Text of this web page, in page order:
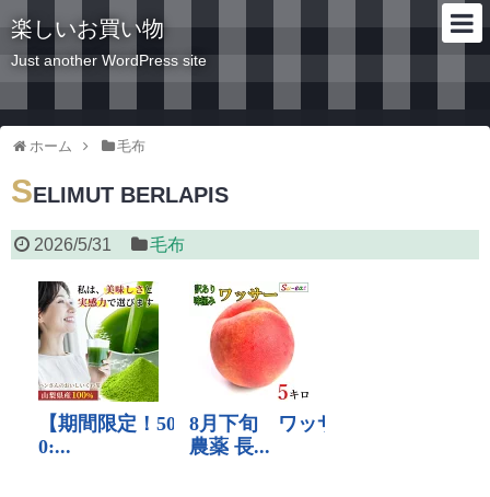
楽しいお買い物
Just another WordPress site
ホーム 毛布
SELIMUT BERLAPIS
2026/5/31 毛布